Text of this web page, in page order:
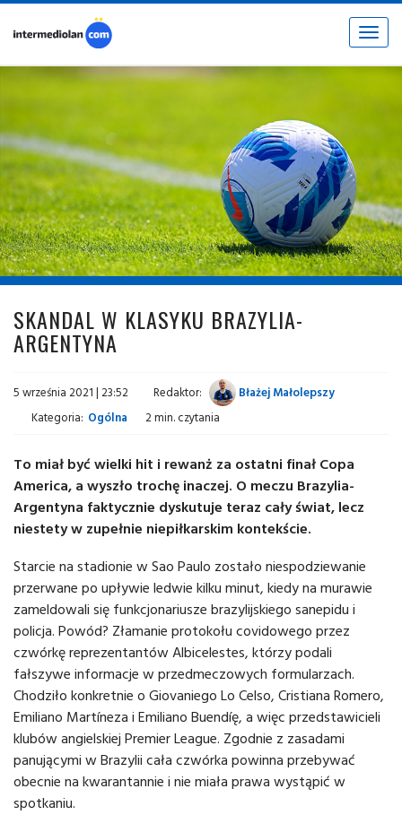
Toggle
fot. © inter.it
SKANDAL W KLASYKU BRAZYLIA-
ARGENTYNA
5 września 2021 | 23:52 Redaktor:
Błażej Małolepszy
Kategoria: Ogólna 2 min. czytania
To miał być wielki hit i rewanż za ostatni finał Copa
America, a wyszło trochę inaczej. O meczu Brazylia-
Argentyna faktycznie dyskutuje teraz cały świat, lecz
niestety w zupełnie niepiłkarskim kontekście.
Starcie na stadionie w Sao Paulo zostało niespodziewanie
przerwane po upływie ledwie kilku minut, kiedy na murawie
zameldowali się funkcjonariusze brazylijskiego sanepidu i
policja. Powód? Złamanie protokołu covidowego przez
czwórkę reprezentantów Albicelestes, którzy podali
fałszywe informacje w przedmeczowych formularzach.
Chodziło konkretnie o Giovaniego Lo Celso, Cristiana Romero,
Emiliano Martíneza i Emiliano Buendíę, a więc przedstawicieli
klubów angielskiej Premier League. Zgodnie z zasadami
panującymi w Brazylii cała czwórka powinna przebywać
obecnie na kwarantannie i nie miała prawa wystąpić w
spotkaniu.